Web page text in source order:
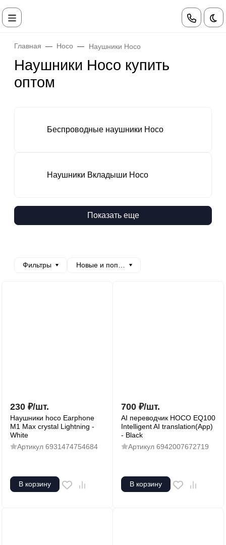
Главная Hoco Наушники Hoco
Наушники Hoco купить
оптом
Беспроводные наушники Hoco
Наушники Вкладыши Hoco
Показать еще
Фильтры Новые и популярные
230 ₽/шт.
Наушники hoco Earphone
M1 Max crystal Lightning -
White
Артикул 6931474754684
В корзину
700 ₽/шт.
AI переводчик HOCO EQ100
Intelligent AI translation(App)
- Black
Артикул 6942007672719
В корзину